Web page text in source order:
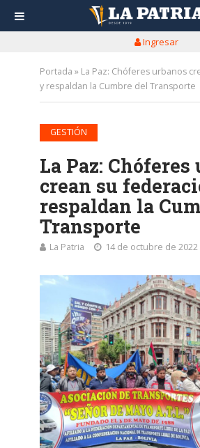
Ingresar
Portada » La Paz: Chóferes urbanos
y respaldan la Cumbre del Transporte
GESTIÓN
La Paz: Chóferes
crean su
respaldan la
Transporte
La Patria 14 de octubre de 2022